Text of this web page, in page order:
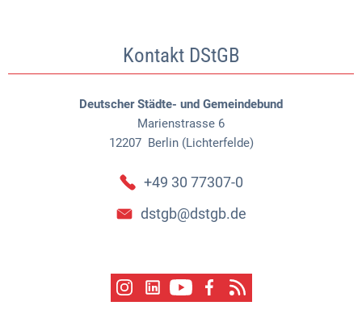
Kontakt DStGB
Deutscher Städte- und Gemeindebund
Marienstrasse 6
12207 Berlin (Lichterfelde)
+49 30 77307-0
dstgb@dstgb.de